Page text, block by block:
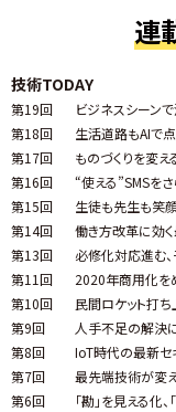
連
技術TODAY
第19回 ビジネスシーン
第18回
生活道路もAIで
第17回
ものづくりを変
第16回
“使える”SMSを
第15回
生徒も先生も笑
第14回
働き方改革に効
第13回
必修化対応進む
第11回
2020年商用化を
第10回
民間ロケット打
第9回
人手不足の解決
第8回
IoT時代の最新セ
第7回
最先端技術が変
第6回
「勘」を見える化